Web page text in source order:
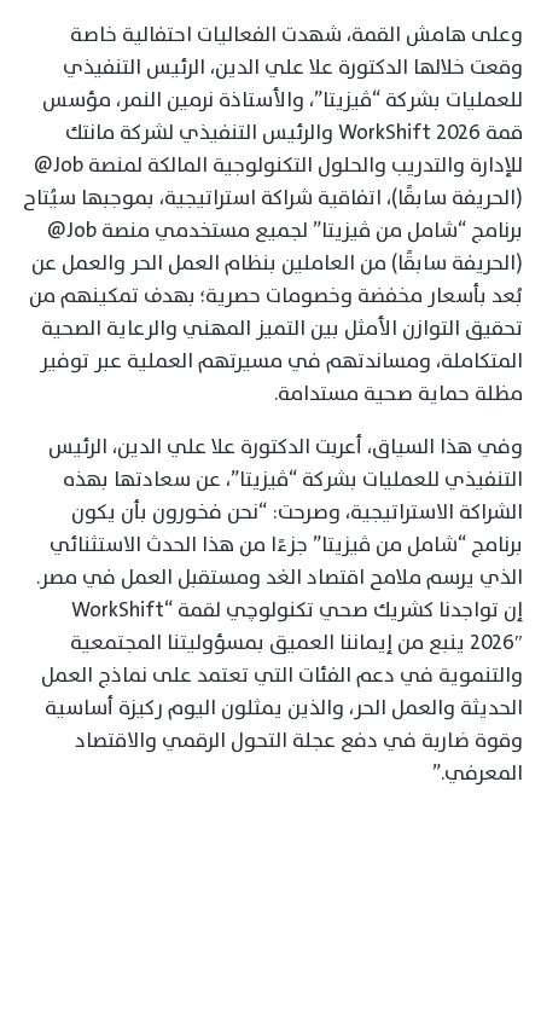
وعلى هامش القمة، شهدت الفعاليات احتفالية خاصة
وقعت خلالها الدكتورة علا علي الدين، الرئيس التنفيذي
للعمليات بشركة “ڤيزيتا”، والأستاذة نرمين النمر، مؤسس
قمة WorkShift 2026 والرئيس التنفيذي لشركة مانتك
للإدارة والتدريب والحلول التكنولوجية المالكة لمنصة Job@
(الحريفة سابقًا)، اتفاقية شراكة استراتيجية، بموجبها سيُتاح
برنامج “شامل من ڤيزيتا” لجميع مستخدمي منصة Job@
(الحريفة سابقًا) من العاملين بنظام العمل الحر والعمل عن
بُعد بأسعار مخفضة وخصومات حصرية؛ بهدف تمكينهم من
تحقيق التوازن الأمثل بين التميز المهني والرعاية الصحية
المتكاملة، ومساندتهم في مسيرتهم العملية عبر توفير
مظلة حماية صحية مستدامة.
وفي هذا السياق، أعربت الدكتورة علا علي الدين، الرئيس
التنفيذي للعمليات بشركة “ڤيزيتا”، عن سعادتها بهذه
الشراكة الاستراتيجية، وصرحت: “نحن فخورون بأن يكون
برنامج “شامل من ڤيزيتا” جزءًا من هذا الحدث الاستثنائي
الذي يرسم ملامح اقتصاد الغد ومستقبل العمل في مصر.
إن تواجدنا كشريك صحي تكنولوچي لقمة “WorkShift
2026″ ينبع من إيماننا العميق بمسؤوليتنا المجتمعية
والتنموية في دعم الفئات التي تعتمد على نماذج العمل
الحديثة والعمل الحر، والذين يمثلون اليوم ركيزة أساسية
وقوة ضاربة في دفع عجلة التحول الرقمي والاقتصاد
المعرفي.”